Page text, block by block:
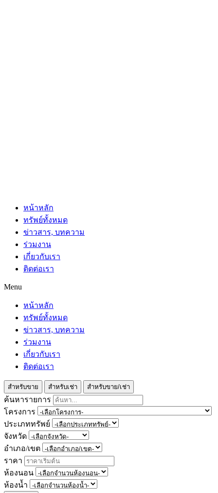
หน้าหลัก
ทรัพย์ทั้งหมด
ข่าวสาร, บทความ
ร่วมงาน
เกี่ยวกับเรา
ติดต่อเรา
Menu
หน้าหลัก
ทรัพย์ทั้งหมด
ข่าวสาร, บทความ
ร่วมงาน
เกี่ยวกับเรา
ติดต่อเรา
สำหรับขาย สำหรับเช่า สำหรับขาย/เช่า
ค้นหารายการ
โครงการ
ประเภททรัพย์
จังหวัด
อำเภอ/เขต
ราคา
ห้องนอน
ห้องน้ำ